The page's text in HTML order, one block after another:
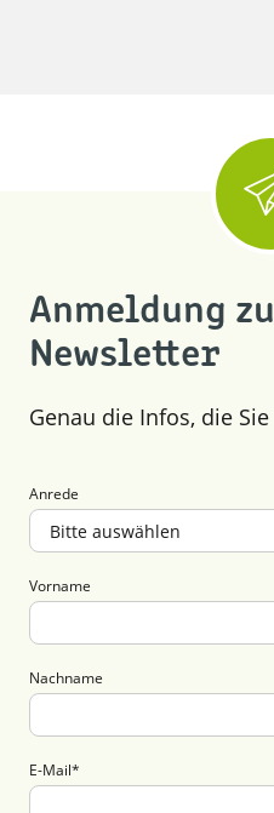
Anmeldung
Newsletter
Genau die Infos, die
Anrede
Vorname
Nachname
E-Mail*